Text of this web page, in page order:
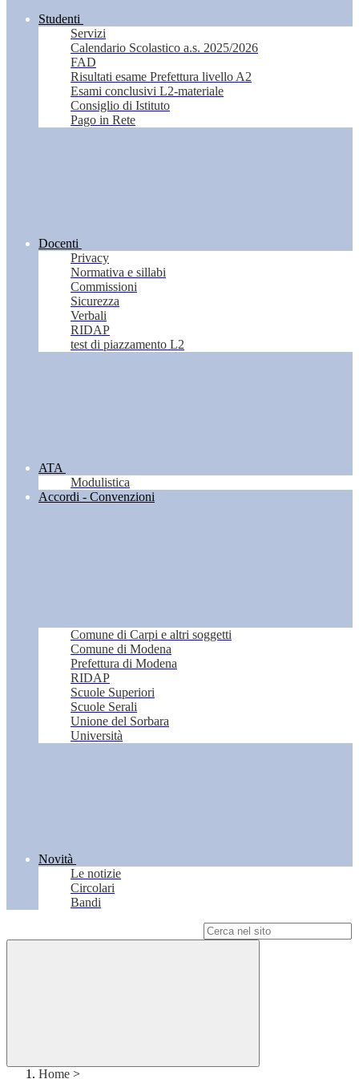
Studenti
Servizi
Calendario Scolastico a.s. 2025/2026
FAD
Risultati esame Prefettura livello A2
Esami conclusivi L2-materiale
Consiglio di Istituto
Pago in Rete
Docenti
Privacy
Normativa e sillabi
Commissioni
Sicurezza
Verbali
RIDAP
test di piazzamento L2
ATA
Modulistica
Accordi - Convenzioni
Comune di Carpi e altri soggetti
Comune di Modena
Prefettura di Modena
RIDAP
Scuole Superiori
Scuole Serali
Unione del Sorbara
Università
Novità
Le notizie
Circolari
Bandi
Home >